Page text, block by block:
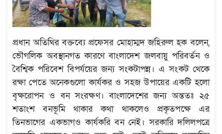
প্রধান অতিথির বক্তব্যে প্রফেসর মোহাম্মদ জহিরুল হক বলেন,
ভৌগলিক অবস্থানগত কারণে বাংলাদেশ জলবায়ু পরিবর্তন ও
বৈশ্বিক পরিবেশ বিপর্যয়ের জন্য সংকটাপন্ন। এ সংকট থেকে
রক্ষা পেতে অনেকগুলো কার্যকর ও সহজ উপায়ের একটি হলো
বৃক্ষরোপন ও বন সংরক্ষণ। বাংলাদেশের জন্য অন্ততঃ ২৫
শতাংশ বনভূমি থাকার কথা থাকলেও প্রকৃতপক্ষে এর
তিনভাগের একভাগও কার্যকরি বন নেই। সরকারি দলিলপত্রে